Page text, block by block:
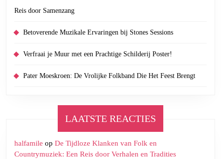
Reis door Samenzang
Betoverende Muzikale Ervaringen bij Stones Sessions
Verfraai je Muur met een Prachtige Schilderij Poster!
Pater Moeskroen: De Vrolijke Folkband Die Het Feest Brengt
LAATSTE REACTIES
halfamile op De Tijdloze Klanken van Folk en
Countrymuziek: Een Reis door Verhalen en Tradities